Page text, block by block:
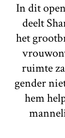
In dit
deelt
het
ruimte
gender
hem